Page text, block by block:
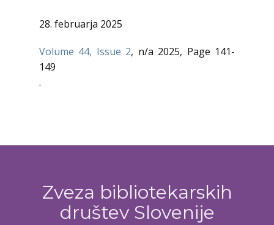
28. februarja 2025
Volume 44, Issue 2, n/a 2025, Page 141-
149
.
Zveza bibliotekarskih
društev Slovenije